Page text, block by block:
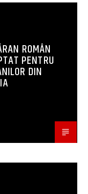
ROMÂN
PENTRU
DIN